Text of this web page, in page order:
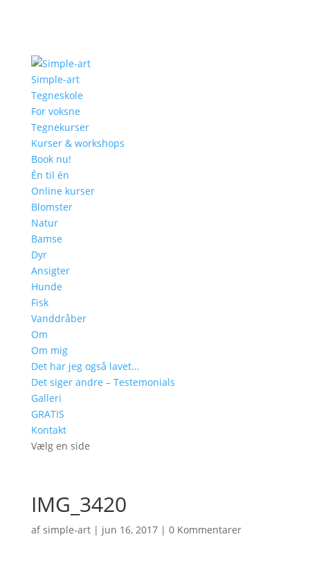
Simple-art
Tegneskole
For voksne
Tegnekurser
Kurser & workshops
Book nu!
Én til én
Online kurser
Blomster
Natur
Bamse
Dyr
Ansigter
Hunde
Fisk
Vanddråber
Om
Om mig
Det har jeg også lavet…
Det siger andre – Testemonials
Galleri
GRATIS
Kontakt
Vælg en side
IMG_3420
afsimple-art| jun 16, 2017| 0 Kommentarer